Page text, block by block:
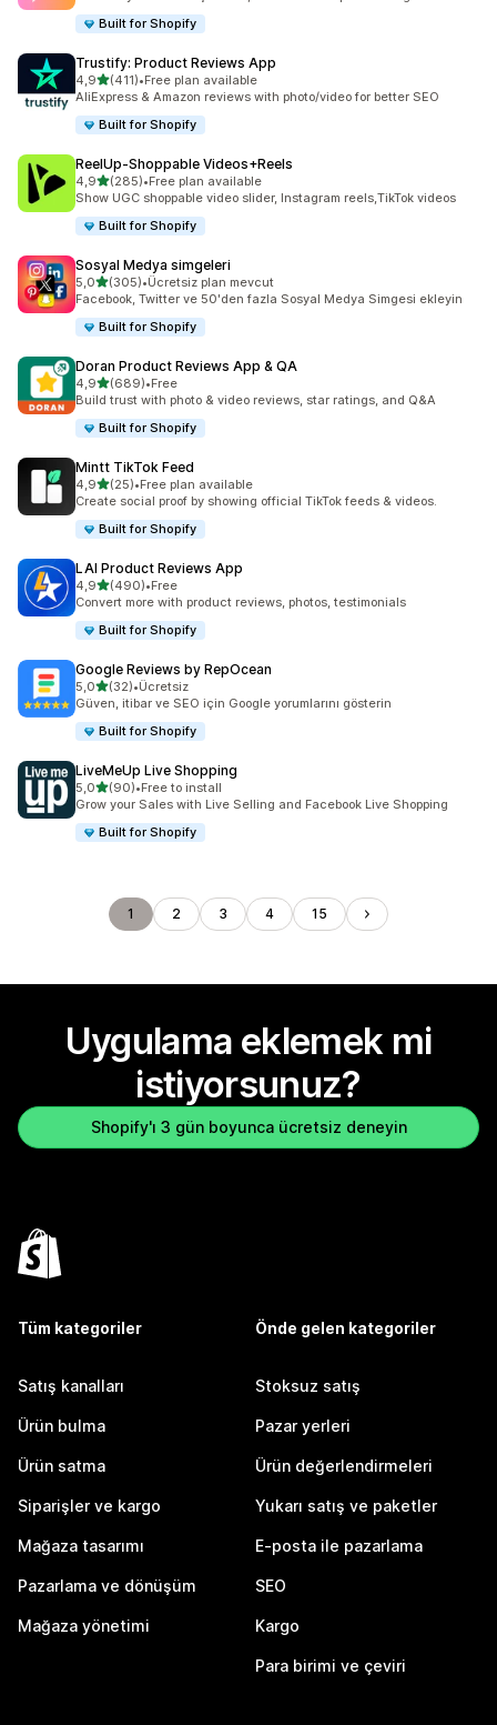
Built for Shopify
Trustify: Product Reviews App
4,95 yıldız üzerinden
(411)
toplam 411 değerlendirme
•Free plan available
AliExpress & Amazon reviews with photo/video for better SEO
Built for Shopify
ReelUp‑Shoppable Videos+Reels
4,95 yıldız üzerinden
(285)
toplam 285 değerlendirme
•Free plan available
Show UGC shoppable video slider, Instagram reels,TikTok videos
Built for Shopify
Sosyal Medya simgeleri
5,05 yıldız üzerinden
(305)
toplam 305 değerlendirme
•Ücretsiz plan mevcut
Facebook, Twitter ve 50'den fazla Sosyal Medya Simgesi ekleyin
Built for Shopify
Doran Product Reviews App & QA
4,95 yıldız üzerinden
(689)
toplam 689 değerlendirme
•Free
Build trust with photo & video reviews, star ratings, and Q&A
Built for Shopify
Mintt TikTok Feed
4,95 yıldız üzerinden
(25)
toplam 25 değerlendirme
•Free plan available
Create social proof by showing official TikTok feeds & videos.
Built for Shopify
LAI Product Reviews App
4,95 yıldız üzerinden
(490)
toplam 490 değerlendirme
•Free
Convert more with product reviews, photos, testimonials
Built for Shopify
Google Reviews by RepOcean
5,05 yıldız üzerinden
(32)
toplam 32 değerlendirme
•Ücretsiz
Güven, itibar ve SEO için Google yorumlarını gösterin
Built for Shopify
LiveMeUp Live Shopping
5,05 yıldız üzerinden
(90)
toplam 90 değerlendirme
•Free to install
Grow your Sales with Live Selling and Facebook Live Shopping
Built for Shopify
1 2 3 4 15
Uygulama eklemek mi
istiyorsunuz?
Shopify'ı 3 gün boyunca ücretsiz deneyin
Tüm kategoriler
Satış kanalları
Ürün bulma
Ürün satma
Siparişler ve kargo
Mağaza tasarımı
Pazarlama ve dönüşüm
Mağaza yönetimi
Önde gelen kategoriler
Stoksuz satış
Pazar yerleri
Ürün değerlendirmeleri
Yukarı satış ve paketler
E-posta ile pazarlama
SEO
Kargo
Para birimi ve çeviri